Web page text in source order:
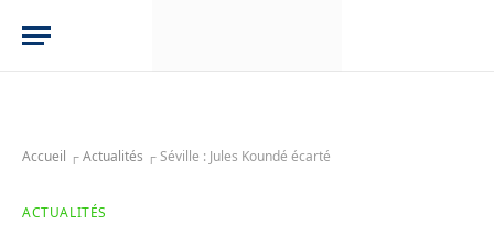
Accueil ┌Actualités ┌Séville : Jules Koundé écarté
ACTUALITÉS